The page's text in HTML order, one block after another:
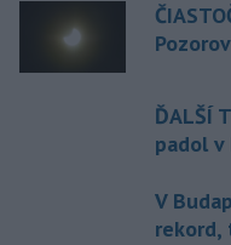
ĎALŠÍ
padol v
V